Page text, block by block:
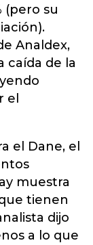
(pero su
Analdex,
caída de la
el
el Dane, el
muestra
tienen
dijo
a lo que